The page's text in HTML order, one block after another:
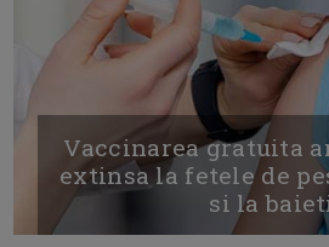
Vaccinarea gratuita
extinsa la fetele de
si la